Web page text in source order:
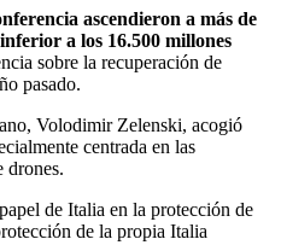
ascendieron a más de
a los 16.500 millones
sobre la recuperación de
pasado.
Volodimir Zelenski, acogió
centrada en las
drones.
de Italia en la protección de
de la propia Italia